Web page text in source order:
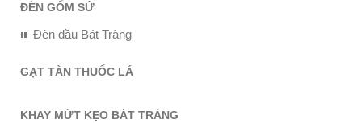
ĐÈN GỐM SỨ
Đèn dầu Bát Tràng
GẠT TÀN THUỐC LÁ
KHAY MỨT KẸO BÁT TRÀNG